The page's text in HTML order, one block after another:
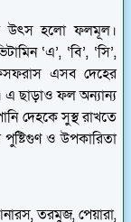
উৎস হলো ফলমূল।
‘এ’, ‘বি’, ‘সি’,
এসব দেহের
এ ছাড়াও ফল অন্যান্য
দেহকে সুস্থ রাখতে
ও উপকারিতা
তরমুজ, পেয়ারা,